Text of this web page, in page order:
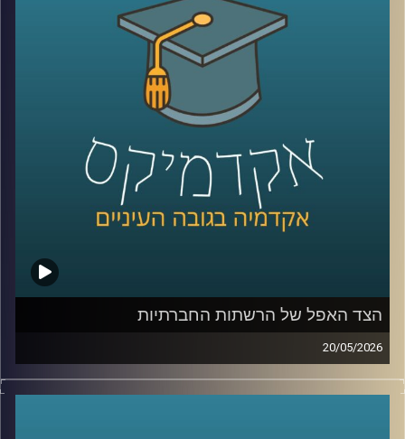
בינה מלאכותית כבר לא נמצאת רק במעבדות או במחקרים, היא
נכנסת אל תוך חדרי הטיפול, אל תוך רגעים של חוסר ודאות,
ולעיתים גם אל תוך ההחלטות הכי קריטיות שיש.
האם זה הופך את הרפואה למדויקת יותר, או דווקא משנה את
האופן שבו רופאים חושבים, שוקלים ומחליטים?
כדי להבין איך השינוי הזה נראה מבפנים, דווקא באחד
התחומים הכי רגישים ומורכבים ברפואה, עולם הלידות, נמצאת
איתנו היום פרופ’ אסנת ולפיש, מנהלת בית החולים לנשים
בבילינסון ומשנה לדיקן בית הספר לרפואה באוניברסיטת
שנמצאת בחזית של שילוב טכנולוגיות מתקדמות ברפואה לצד
עבודה קלינית יומיומית בקבלת החלטות בזמן אמת.
קרדיט תמונות:AudioVersity
הצד האפל של הרשתות החברתיות
20/05/2026
בשנים האחרונות, הרשתות החברתיות הפכו מפלטפורמה
שמקשרת בין אנשים בעיקר לדבר מרכזי בחיי רוב האנשים,